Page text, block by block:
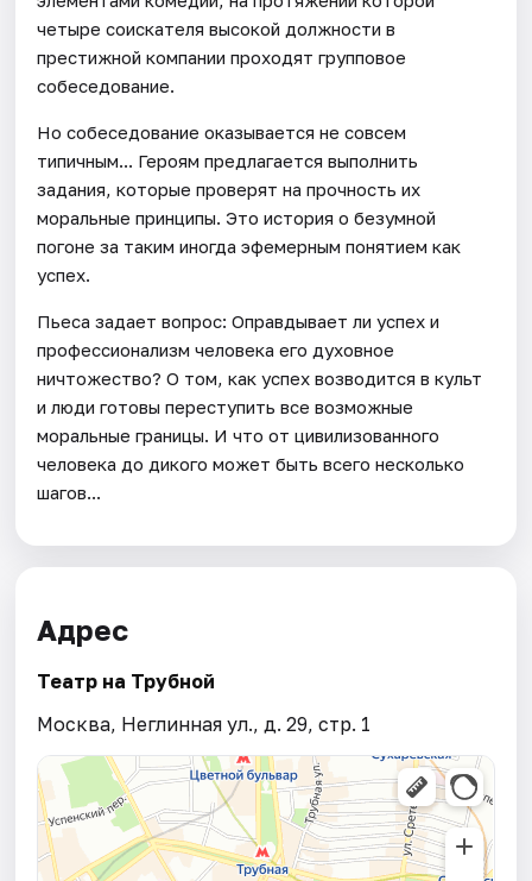
четыре соискателя высокой должности в
престижной компании проходят групповое
собеседование.
Но собеседование оказывается не совсем
типичным... Героям предлагается выполнить
задания, которые проверят на прочность их
моральные принципы. Это история о безумной
погоне за таким иногда эфемерным понятием как
успех.
Пьеса задает вопрос: Оправдывает ли успех и
профессионализм человека его духовное
ничтожество? О том, как успех возводится в культ
и люди готовы переступить все возможные
моральные границы. И что от цивилизованного
человека до дикого может быть всего несколько
шагов...
Адрес
Театр на Трубной
Москва, Неглинная ул., д. 29, стр. 1